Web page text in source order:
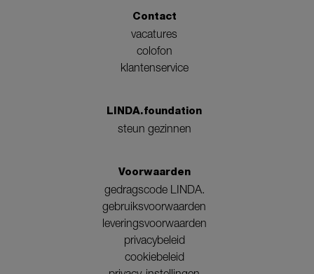
Contact
vacatures
colofon
klantenservice
LINDA.foundation
steun gezinnen
Voorwaarden
gedragscode LINDA.
gebruiksvoorwaarden
leveringsvoorwaarden
privacybeleid
cookiebeleid